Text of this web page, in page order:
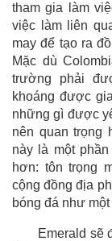
tham gia làm
việc làm liên
may để tạo ra
Mặc dù
trường phải
khoáng được
những gì được
nên quan trọng
này là một
hơn: tôn trọng
cộng đồng địa
bóng đá như
Emerald sẽ